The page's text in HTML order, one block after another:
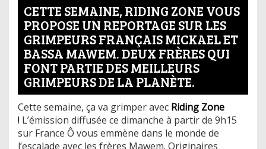
CETTE SEMAINE, RIDING ZONE VOUS
PROPOSE UN REPORTAGE SUR LES
GRIMPEURS FRANÇAIS MICKAEL ET
BASSA MAWEM. DEUX FRÈRES QUI
FONT PARTIE DES MEILLEURS
GRIMPEURS DE LA PLANÈTE.
Cette semaine, ça va grimper avec Riding Zone
! L’émission diffusée ce dimanche à partir de 9h15
sur France Ô vous emmène dans le monde de
l’escalade avec les frères Mawem. Originaires